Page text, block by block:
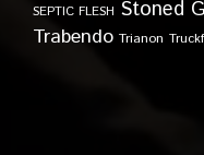
SEPTIC FLESH Stoned
Trabendo Trianon